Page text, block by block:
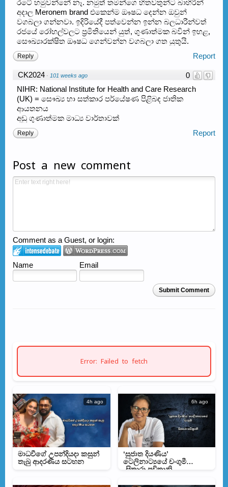
රටේ හමුවන්නේ නෑ. නමුත් තමන්ගෙ හිතවතුන්ට බාහිරින්
අදාල Meronem brand එකෙන්ම ඖෂධ දෙන්න ඔවුන්
වගබලා ගන්නවා. ඉදිරියේදී පත්වෙන්න ඉන්න බලධාරීන්වත්
රජයේ රෝහල්වලට ප්‍රමිතියෙන් යුත්, ගුණාත්මක බවින් ඉහළ,
සෞඛ්‍යාරක්ෂිත ඖෂධ ගෙන්වන්න වගබලා ගත යුතුයි.
Report
Reply
0
CK2024 · 101 weeks ago
NIHR: National Institute for Health and Care Research
(UK) = සෞඛ්‍ය හා සත්කාර පර්යේෂණ පිළිබඳ ජාතික
ආයතනය
අඩු ගුණාත්මක මාධ්‍ය වාර්තාවක්
Report
Reply
Post a new comment
Comment as a Guest, or login:
Name Email
Submit Comment
Error: Failed to fetch
4h ago
මාධවීගේ උපන්දියදා කසුන්
තැබු ආදරණීය සටහන
6h ago
‘සුජාත දියණිය’
ටෙලිනාට්‍යයේ චංගුමී
-සිතාරා පවිත්‍රානි